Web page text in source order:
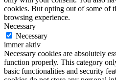
cookies. But opting out of some of
browsing experience.
Necessary
Necessary
immer aktiv
Necessary cookies are absolutely
function properly. This category
basic functionalities and security